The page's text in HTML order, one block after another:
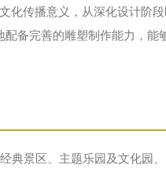
化传播意义，从深化设计
备完善的雕塑制作能力，
典景区、主题乐园及文化